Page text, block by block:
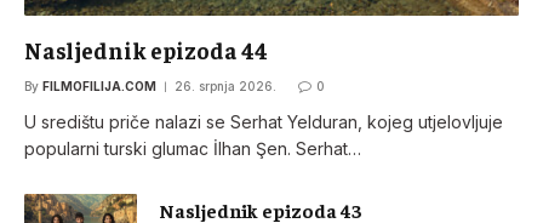
Nasljednik epizoda 44
By FILMOFILIJA.COM 26. srpnja 2026. 0
U središtu priče nalazi se Serhat Yelduran, kojeg utjelovljuje
popularni turski glumac İlhan Şen. Serhat…
Nasljednik epizoda 43